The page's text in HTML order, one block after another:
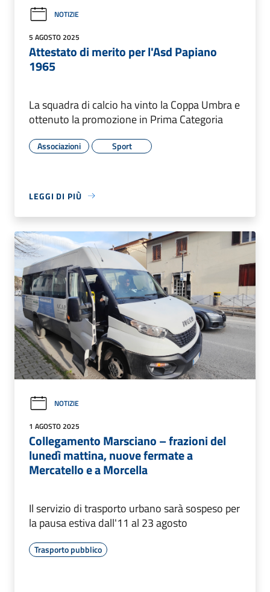
NOTIZIE
5 AGOSTO 2025
Attestato di merito per l'Asd Papiano
1965
La squadra di calcio ha vinto la Coppa Umbra e
ottenuto la promozione in Prima Categoria
Associazioni Sport
LEGGI DI PIÙ
NOTIZIE
1 AGOSTO 2025
Collegamento Marsciano – frazioni del
lunedì mattina, nuove fermate a
Mercatello e a Morcella
Il servizio di trasporto urbano sarà sospeso per
la pausa estiva dall'11 al 23 agosto
Trasporto pubblico